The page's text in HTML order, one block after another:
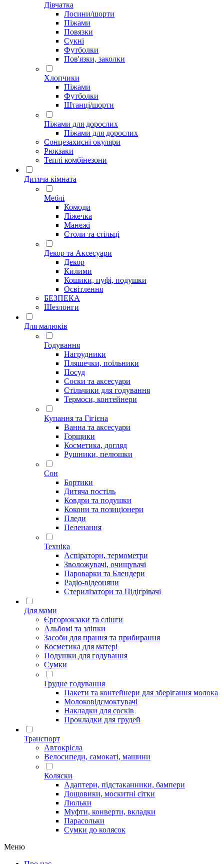
Дівчатка
Лосини/шорти
Піжами
Повязки
Сукні
Футболки
Пов'язки, заколки
Хлопчики
Піжами
Футболки
Штанці/шорти
Піжами для дорослих
Піжами для дорослих
Сонцезахисні окуляри
Рюкзаки
Теплі комбінезони
Дитяча кімната
Меблі
Комоди
Ліжечка
Манежі
Столи та стільці
Декор та Аксесуари
Декор
Килими
Кошики, пуфі, подушки
Освітлення
БЕЗПЕКА
Шезлонги
Для малюків
Годування
Нагрудники
Пляшечки, поїльники
Посуд
Соски та аксесуари
Стільчики для годування
Термоси, контейнери
Купання та Гігієна
Ванна та аксесуари
Горщики
Косметика, догляд
Рушники, пелюшки
Сон
Бортики
Дитяча постіль
Ковдри та подушки
Кокони та позиціонери
Пледи
Пеленання
Техніка
Аспіратори, термометри
Зволожувачі, очищувачі
Пароварки та Блендери
Радіо-відеоняни
Стерилізатори та Підігрівачі
Для мами
Єргорюкзаки та слінги
Альбомі та зліпки
Засоби для прання та прибирання
Косметика для матері
Подушки для годування
Сумки
Грудне годування
Пакети та контейнери для зберігання молока
Молоковідсмоктувачі
Накладки для сосків
Прокладки для грудей
Транспорт
Автокрісла
Велосипеди, самокаті, машини
Коляски
Адаптери, підстаканники, бампери
Дощовики, москитні сітки
Люльки
Муфти, конверти, вкладки
Парасольки
Сумки до колясок
Меню